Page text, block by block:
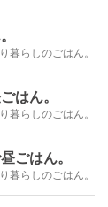
暮らしのごはん。
はん。
暮らしのごはん。
ごはん。
暮らしのごはん。